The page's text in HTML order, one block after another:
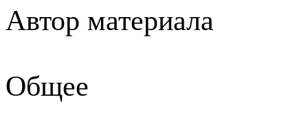
Автор материала
Общее